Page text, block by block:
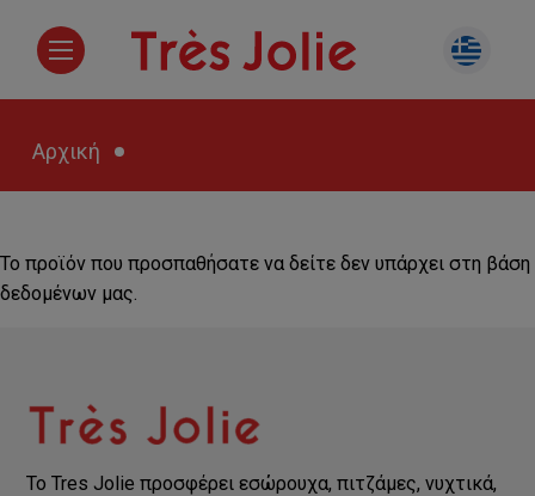
Αρχική
Το προϊόν που προσπαθήσατε να δείτε δεν υπάρχει στη βάση
δεδομένων μας.
Το Tres Jolie προσφέρει εσώρουχα, πιτζάμες, νυχτικά,